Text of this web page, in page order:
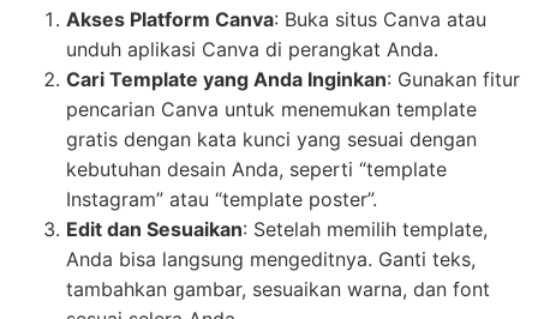
Akses Platform Canva: Buka situs Canva atau
unduh aplikasi Canva di perangkat Anda.
Cari Template yang Anda Inginkan: Gunakan fitur
pencarian Canva untuk menemukan template
gratis dengan kata kunci yang sesuai dengan
kebutuhan desain Anda, seperti “template
Instagram” atau “template poster”.
Edit dan Sesuaikan: Setelah memilih template,
Anda bisa langsung mengeditnya. Ganti teks,
tambahkan gambar, sesuaikan warna, dan font